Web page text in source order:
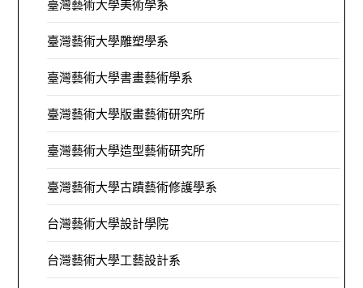
臺灣藝術大學美術學系
臺灣藝術大學雕塑學系
臺灣藝術大學書畫藝術學系
臺灣藝術大學版畫藝術研究所
臺灣藝術大學造型藝術研究所
臺灣藝術大學古蹟藝術修護學系
台灣藝術大學設計學院
台灣藝術大學工藝設計系